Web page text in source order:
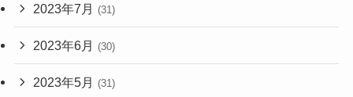
2023年7月 (31)
2023年6月 (30)
2023年5月 (31)